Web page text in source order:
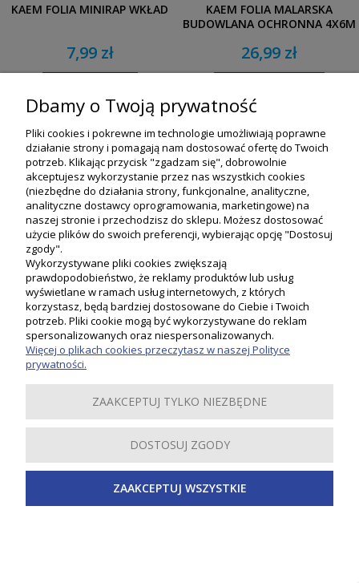
KAEM FOLIA MINIRAP WKŁAD
7,99 zł
KAEM FOLIA MALARSKA
BUDOWLANA OCHRONNA 4X6M
26,99 zł
Moje konto
Informacje
O nas
Inspiracje
Dbamy o Twoją prywatność
Pliki cookies i pokrewne im technologie umożliwiają poprawne
działanie strony i pomagają nam dostosować ofertę do Twoich
potrzeb. Klikając przycisk "zgadzam się", dobrowolnie
akceptujesz wykorzystanie przez nas wszystkich cookies
(niezbędne do działania strony, funkcjonalne, analityczne,
analityczne dostawcy oprogramowania, marketingowe) na
naszej stronie i przechodzisz do sklepu. Możesz dostosować
użycie plików do swoich preferencji, wybierając opcję "Dostosuj
zgody".
Wykorzystywane pliki cookies zwiększają
prawdopodobieństwo, że reklamy produktów lub usług
wyświetlane w ramach usług internetowych, z których
korzystasz, będą bardziej dostosowane do Ciebie i Twoich
potrzeb. Pliki cookie mogą być wykorzystywane do reklam
spersonalizowanych oraz niespersonalizowanych.
Więcej o plikach cookies przeczytasz w naszej Polityce
prywatności.
ZAAKCEPTUJ TYLKO NIEZBĘDNE
DOSTOSUJ ZGODY
ZAAKCEPTUJ WSZYSTKIE